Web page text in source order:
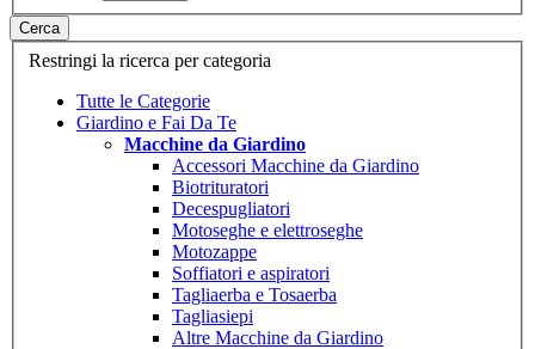
Cerca
Restringi la ricerca per categoria
Tutte le Categorie
Giardino e Fai Da Te
Macchine da Giardino
Accessori Macchine da Giardino
Biotrituratori
Decespugliatori
Motoseghe e elettroseghe
Motozappe
Soffiatori e aspiratori
Tagliaerba e Tosaerba
Tagliasiepi
Altre Macchine da Giardino